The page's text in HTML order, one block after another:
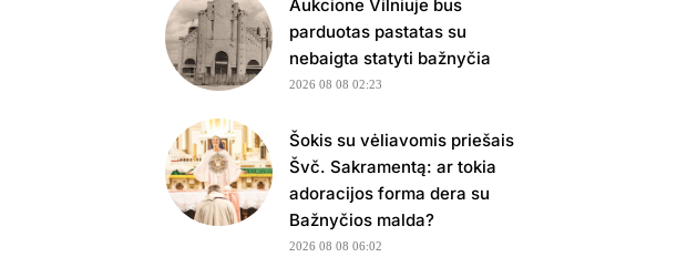
Aukcione Vilniuje bus
parduotas pastatas su
nebaigta statyti bažnyčia
2026 08 08 02:23
Šokis su vėliavomis priešais
Švč. Sakramentą: ar tokia
adoracijos forma dera su
Bažnyčios malda?
2026 08 08 06:02